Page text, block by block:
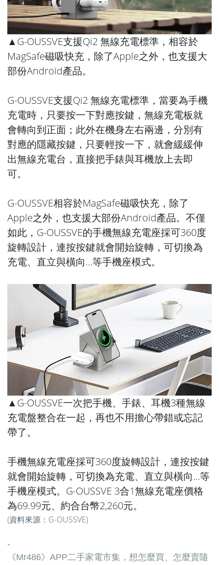
▲G-OUSSVE支援Qi2 無線充電標準，相容於
MagSafe磁吸快充，除了Apple之外，也支援大
部份Android產品。
G-OUSSVE支援Qi2 無線充電標準，當要為手機
充電時，只要按一下對應按鍵，無線充電板就
會轉向到正面；此外在機身左右兩邊，分別有
對應的隱藏按鍵，只要輕按一下，就會緩緩伸
出無線充電台，直接把手錶與耳機放上去即
可。
G-OUSSVE相容於MagSafe磁吸快充，除了
Apple之外，也支援大部份Android產品。不僅
如此，G-OUSSVE的手機無線充電座採可360度
旋轉設計，連按按鍵就會開始旋轉，可切換為
充電、直立與橫向…等手機座模式。
▲G-OUSSVE一次把手機、手錶、耳機3種無線
充電盤整合在一起，再也不用擔心帶錯或忘記
帶了。
手機無線充電座採可360度旋轉設計，連按按鍵
就會開始旋轉，可切換為充電、直立與橫向…等
手機座模式。G-OUSSVE 3合1無線充電座價格
為69.99元、約合台幣2,260元。
(資料來源： G-OUSSVE)
-
《Mr486》APP二手家電市集，想怎麼買、怎麼賣隨